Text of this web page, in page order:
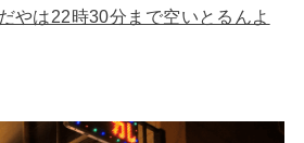
やは22時30分まで空いとるんよ